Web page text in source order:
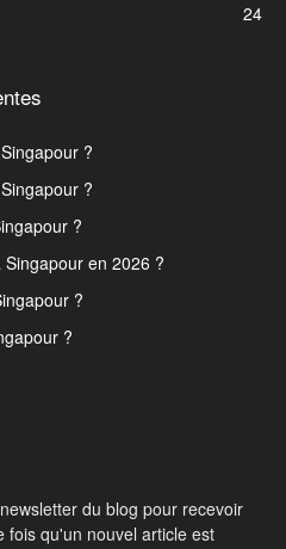
24
?
?
?
en 2026 ?
?
?
du blog pour recevoir
fois qu'un nouvel article est